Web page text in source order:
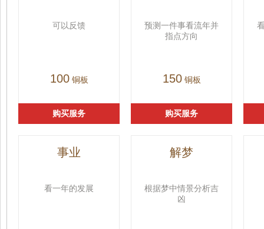
可以反馈
100铜板
购买服务
预测一件事看流年并
指点方向
150铜板
购买服务
事业
看一年的发展
解梦
根据梦中情景分析吉
凶